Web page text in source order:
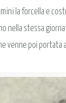
la forcella e
nella stessa
venne poi portata